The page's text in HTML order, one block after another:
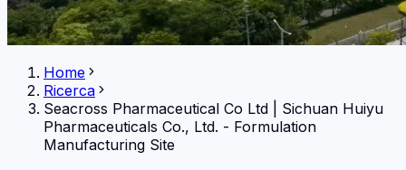
Home
Ricerca
Seacross Pharmaceutical Co Ltd
Sichuan Huiyu
Pharmaceuticals Co., Ltd. - Formulation
Manufacturing Site